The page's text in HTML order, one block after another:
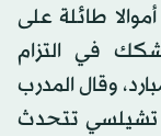
طائلة على
في التزام
وقال المدرب
تشيلسي تتحدث